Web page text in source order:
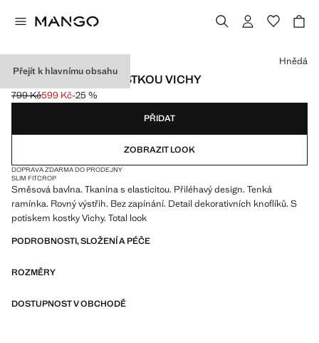
Přejít k hlavnímu obsahu
TOP S KNOFLÍKY KOSTKOU VICHY
Původní cena přeškrtnutá [799 Kč ]
799 Kč
Aktuální cena [599 Kč ]
599 Kč-25 %
Vyberte barvu
Hnědá
PŘIDAT
ZOBRAZIT LOOK
DOPRAVA ZDARMA DO PRODEJNY
SLIM FITCROP
Směsová bavlna. Tkanina s elasticitou. Přiléhavý design. Tenká
ramínka. Rovný výstřih. Bez zapínání. Detail dekorativních knoflíků. S
potiskem kostky Vichy. Total look
PODROBNOSTI, SLOŽENÍ A PÉČE
ROZMĚRY
DOSTUPNOST V OBCHODĚ